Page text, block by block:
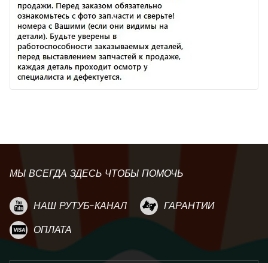
МЫ ВСЕГДА ЗДЕСЬ ЧТОБЫ ПОМОЧЬ
НАШ РУТУБ-КАНАЛ
ГАРАНТИИ
ОПЛАТА